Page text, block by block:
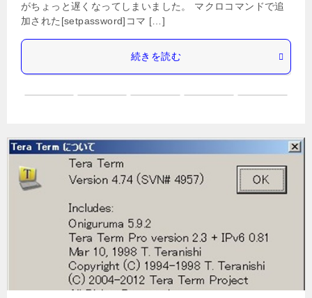
がちょっと遅くなってしまいました。 マクロコマンドで追
加された[setpassword]コマ […]
続きを読む